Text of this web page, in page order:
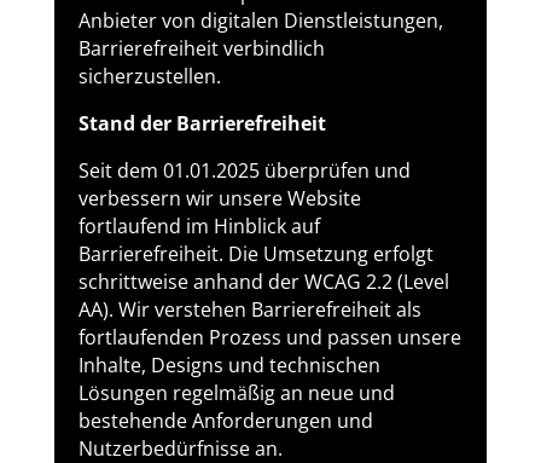
Anbieter von digitalen Dienstleistungen,
Barrierefreiheit verbindlich
sicherzustellen.
Stand der Barrierefreiheit
Seit dem 01.01.2025 überprüfen und
verbessern wir unsere Website
fortlaufend im Hinblick auf
Barrierefreiheit. Die Umsetzung erfolgt
schrittweise anhand der WCAG 2.2 (Level
AA). Wir verstehen Barrierefreiheit als
fortlaufenden Prozess und passen unsere
Inhalte, Designs und technischen
Lösungen regelmäßig an neue und
bestehende Anforderungen und
Nutzerbedürfnisse an.